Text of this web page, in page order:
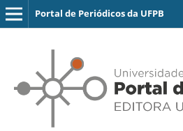
Portal de Periódicos da UFPB